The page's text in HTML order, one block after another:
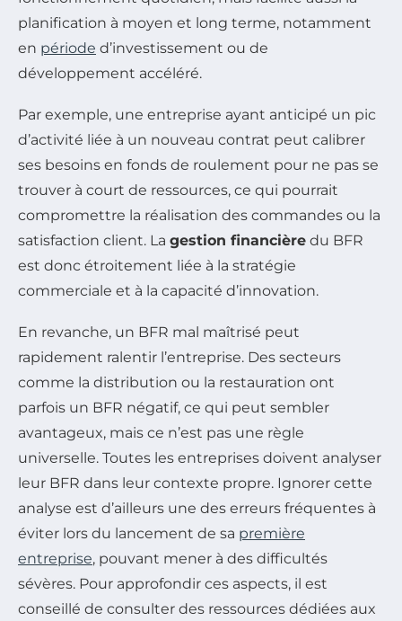
planification à moyen et long terme, notamment
en période d’investissement ou de
développement accéléré.
Par exemple, une entreprise ayant anticipé un pic
d’activité liée à un nouveau contrat peut calibrer
ses besoins en fonds de roulement pour ne pas se
trouver à court de ressources, ce qui pourrait
compromettre la réalisation des commandes ou la
satisfaction client. La gestion financière du BFR
est donc étroitement liée à la stratégie
commerciale et à la capacité d’innovation.
En revanche, un BFR mal maîtrisé peut
rapidement ralentir l’entreprise. Des secteurs
comme la distribution ou la restauration ont
parfois un BFR négatif, ce qui peut sembler
avantageux, mais ce n’est pas une règle
universelle. Toutes les entreprises doivent analyser
leur BFR dans leur contexte propre. Ignorer cette
analyse est d’ailleurs une des erreurs fréquentes à
éviter lors du lancement de sa première
entreprise, pouvant mener à des difficultés
sévères. Pour approfondir ces aspects, il est
conseillé de consulter des ressources dédiées aux